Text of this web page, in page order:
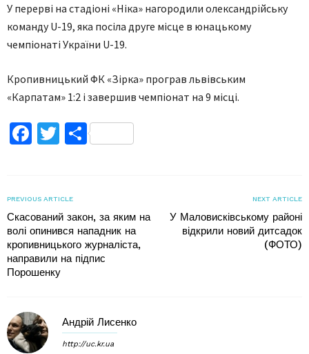
У перерві на стадіоні «Ніка» нагородили олександрійську
команду U-19, яка посіла друге місце в юнацькому
чемпіонаті України U-19.
Кропивницький ФК «Зірка» програв львівським
«Карпатам» 1:2 і завершив чемпіонат на 9 місці.
Facebook
TwitterПоділитися
PREVIOUS ARTICLE
Скасований закон, за яким на
волі опинився нападник на
кропивницького журналіста,
направили на підпис
Порошенку
NEXT ARTICLE
У Маловисківському районі
відкрили новий дитсадок
(ФОТО)
Андрій Лисенко
http://uc.kr.ua